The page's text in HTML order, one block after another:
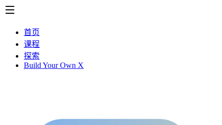
首页
课程
探索
Build Your Own X